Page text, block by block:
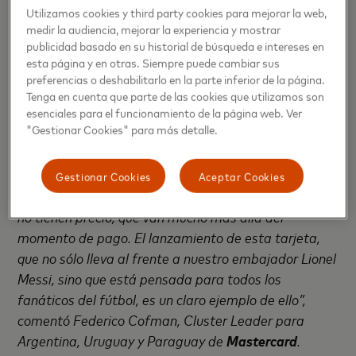
Mastercardcon una propuesta de beneficios única y
diferencial, que forma parte del camino que
empezamos con la incorporación deUiloa nuestro
ecosistema y con el que aún tenemos mucho por
delante. La tarjeta se puede pedir desde la app,
100% online”, señaló Romina Simonelli, VP de Medios
de Pago enUalá.
“EnMastercardconectamos a las personas con sus
pasiones brindándoles experiencias y momentos que
no tienen precio, que van mucho más allá del
momento de pago. El lanzamiento de esta tarjeta,
que no sólo lleva al frente a nuestro embajador Lionel
Messi, sino que está pensada para todos los
fanáticos del fútbol, es un claro ejemplo de ello”,
comentó Federico Cofman, Cluster Leader para
Argentina, Uruguay y Paraguay deMastercard.
Utilizamos cookies y third party cookies para mejorar la web,
medir la audiencia, mejorar la experiencia y mostrar
publicidad basado en su historial de búsqueda e intereses en
esta página y en otras. Siempre puede cambiar sus
preferencias o deshabilitarlo en la parte inferior de la página.
Tenga en cuenta que parte de las cookies que utilizamos son
esenciales para el funcionamiento de la página web. Ver
"Gestionar Cookies" para más detalle.
Aceptar Cookies
Gestionar Cookies